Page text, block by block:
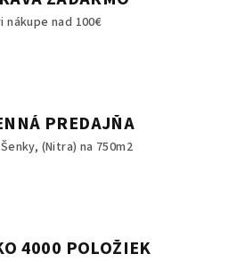
nákupe nad 100€
PREDAJŇA
(Nitra) na 750m2
4000 POLOŽIEK